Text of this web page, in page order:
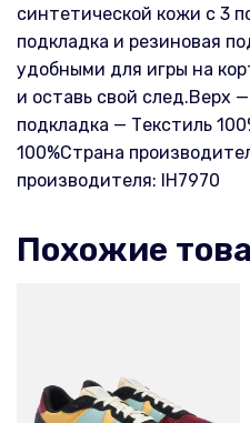
синтетической кожи с 3
подкладка и резиновая
удобными для игры на
и оставь свой след.Верх
подкладка — Текстиль
100%Страна
производителя: IH7970
Похожие